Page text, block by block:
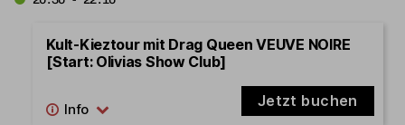
Kult-Kieztour mit Drag Queen VEUVE NOIRE
[Start: Olivias Show Club]
Jetzt buchen